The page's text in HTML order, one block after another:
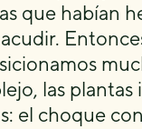
que habían
las
el choque